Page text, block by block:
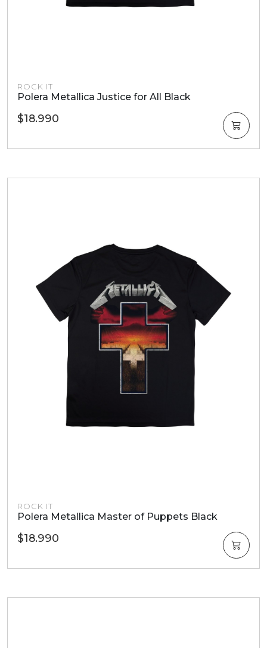
ROCK IT
Polera Metallica Justice for All Black
$18.990
ROCK IT
Polera Metallica Master of Puppets Black
$18.990